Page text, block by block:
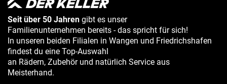
Seit über 50 Jahren gibt es unser
Familienunternehmen bereits - das spricht für sich!
In unseren beiden Filialen in Wangen und Friedrichshafen
findest du eine Top-Auswahl
an Rädern, Zubehör und natürlich Service aus
Meisterhand.